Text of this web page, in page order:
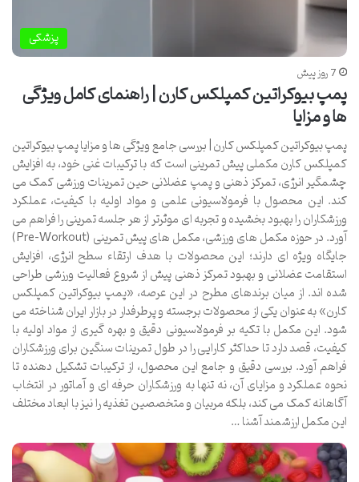
پزشکی
7 روز پیش
پمپ بیوکراتین کمپلکس کارن | راهنمای کامل ویژگی
ها و مزایا
پمپ بیوکراتین کمپلکس کارن | بررسی جامع ویژگی ها و مزایا پمپ بیوکراتین
کمپلکس کارن مکملی پیش تمرینی است که با ترکیبات غنی خود، به افزایش
چشمگیر انرژی، تمرکز ذهنی و پمپ عضلانی حین تمرینات ورزشی کمک می
کند. این محصول با فرمولاسیونی علمی و مواد اولیه با کیفیت، عملکرد
ورزشکاران را بهبود بخشیده و تجربه ای موثرتر از هر جلسه تمرینی را فراهم می
آورد. در حوزه مکمل های ورزشی، مکمل های پیش تمرینی (Pre-Workout)
جایگاه ویژه ای دارند؛ این محصولات با هدف ارتقاء سطح انرژی، افزایش
استقامت عضلانی و بهبود تمرکز ذهنی پیش از شروع فعالیت ورزشی طراحی
شده اند. از میان برندهای مطرح در این عرصه، «پمپ بیوکراتین کمپلکس
کارن» به عنوان یکی از محصولات برجسته و پرطرفدار در بازار ایران شناخته می
شود. این مکمل با تکیه بر فرمولاسیونی دقیق و بهره گیری از مواد اولیه با
کیفیت، قصد دارد تا حداکثر کارایی را در طول تمرینات سنگین برای ورزشکاران
فراهم آورد. بررسی دقیق و جامع این محصول، از ترکیبات تشکیل دهنده تا
نحوه عملکرد و مزایای آن، نه تنها به ورزشکاران حرفه ای و آماتور در انتخاب
آگاهانه کمک می کند، بلکه مربیان و متخصصین تغذیه را نیز با ابعاد مختلف
این مکمل ارزشمند آشنا …